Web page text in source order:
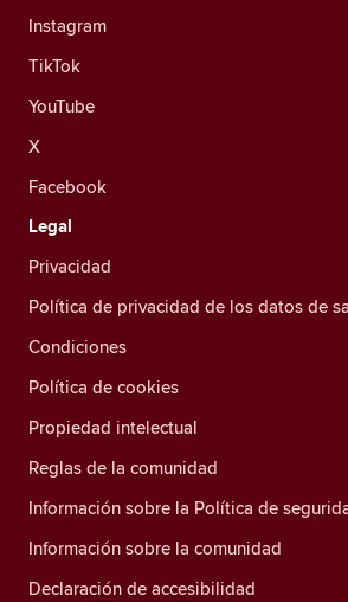
Instagram
TikTok
YouTube
X
Facebook
Legal
Privacidad
Política de privacidad de los datos de
Condiciones
Política de cookies
Propiedad intelectual
Reglas de la comunidad
Información sobre la Política de
Información sobre la comunidad
Declaración de accesibilidad